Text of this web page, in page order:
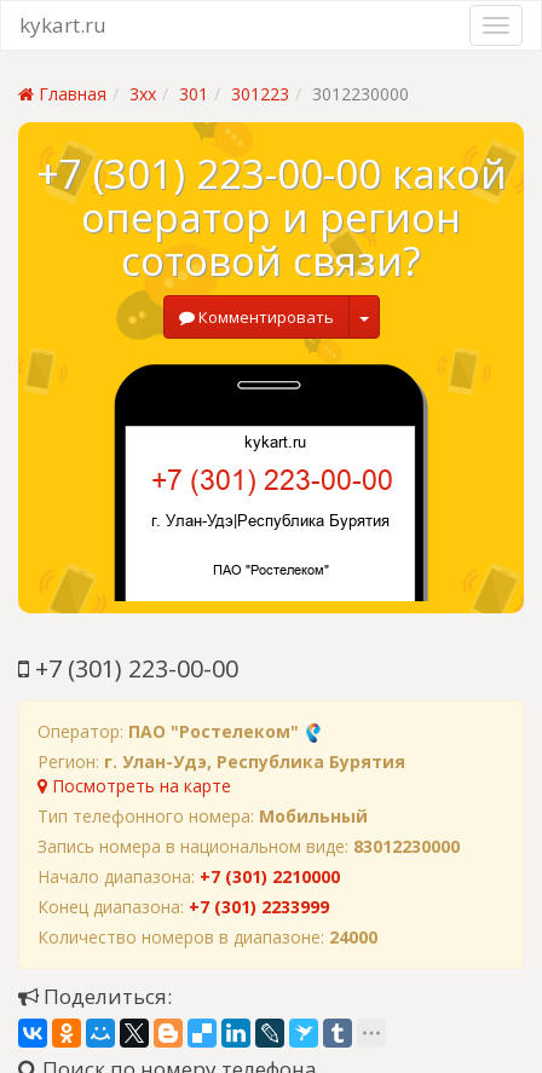
kykart.ru
Главная 3xx 301 301223 3012230000
+7 (301) 223-00-00 какой
оператор и регион
сотовой связи?
Комментировать
+7 (301) 223-00-00
Оператор: ПАО "Ростелеком"
Регион: г. Улан-Удэ, Республика Бурятия
Посмотреть на карте
Тип телефонного номера: Мобильный
Запись номера в национальном виде: 83012230000
Начало диапазона: +7 (301) 2210000
Конец диапазона: +7 (301) 2233999
Количество номеров в диапазоне: 24000
Поделиться: